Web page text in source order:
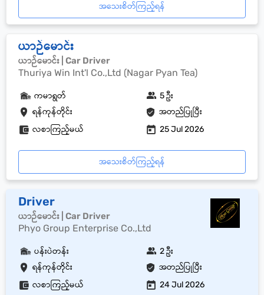
အသေးစိတ်ကြည့်ရန်
ယာဉ်မောင်း
ယာဉ်မောင်း | Car Driver
Thuriya Win Int'l Co.,Ltd (Nagar Pyan Tea)
ရန်ကုန်တိုင်း အတည်ပြုပြီး
ကမာရွတ် 5 ဦး
လစာကြည့်မယ် 25 Jul 2026
အသေးစိတ်ကြည့်ရန်
Driver
ယာဉ်မောင်း | Car Driver
Phyo Group Enterprise Co.,Ltd
ရန်ကုန်တိုင်း အတည်ပြုပြီး
ပန်းပဲတန်း 2 ဦး
လစာကြည့်မယ် 24 Jul 2026